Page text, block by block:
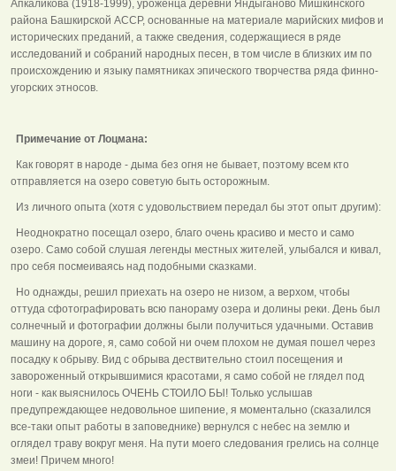
Апкаликова (1918-1999), уроженца деревни Яндыганово Мишкинского
района Башкирской АССР, основанные на материале марийских мифов и
исторических преданий, а также сведения, содержащиеся в ряде
исследований и собраний народных песен, в том числе в близких им по
происхождению и языку памятниках эпического творчества ряда финно-
угорских этносов.
Примечание от Лоцмана:
Как говорят в народе - дыма без огня не бывает, поэтому всем кто
отправляется на озеро советую быть осторожным.
Из личного опыта (хотя с удовольствием передал бы этот опыт другим):
Неоднократно посещал озеро, благо очень красиво и место и само
озеро. Само собой слушая легенды местных жителей, улыбался и кивал,
про себя посмеиваясь над подобными сказками.
Но однажды, решил приехать на озеро не низом, а верхом, чтобы
оттуда сфотографировать всю панораму озера и долины реки. День был
солнечный и фотографии должны были получиться удачными. Оставив
машину на дороге, я, само собой ни очем плохом не думая пошел через
посадку к обрыву. Вид с обрыва дествительно стоил посещения и
завороженный открывшимися красотами, я само собой не глядел под
ноги - как выяснилось ОЧЕНЬ СТОИЛО БЫ! Только услышав
предупреждающее недовольное шипение, я моментально (сказалился
все-таки опыт работы в заповеднике) вернулся с небес на землю и
оглядел траву вокруг меня. На пути моего следования грелись на солнце
змеи! Причем много!